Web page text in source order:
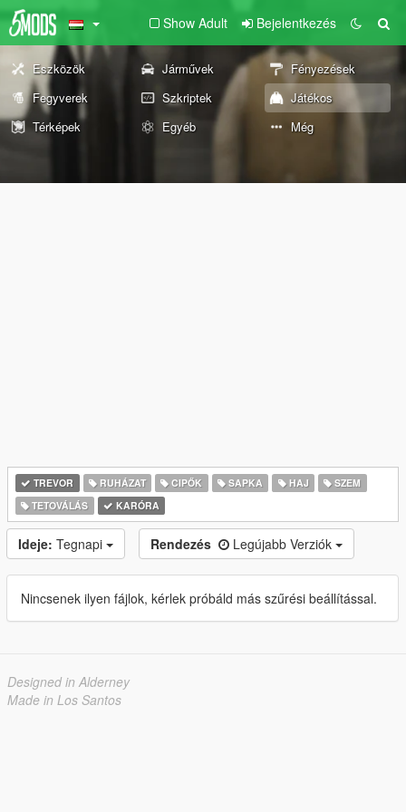
Show Adult Bejelentkezés
Eszközök Járművek
Fényezések
Fegyverek
Szkriptek
Játékos
Térképek
Egyéb Még
TREVOR RUHÁZAT CIPŐK SAPKA HAJ
SZEM
TETOVÁLÁS
KARÓRA
Ideje: Tegnapi Rendezés Legújabb Verziók
Nincsenek ilyen fájlok, kérlek próbáld más szűrési beállítással.
Designed in Alderney
Made in Los Santos